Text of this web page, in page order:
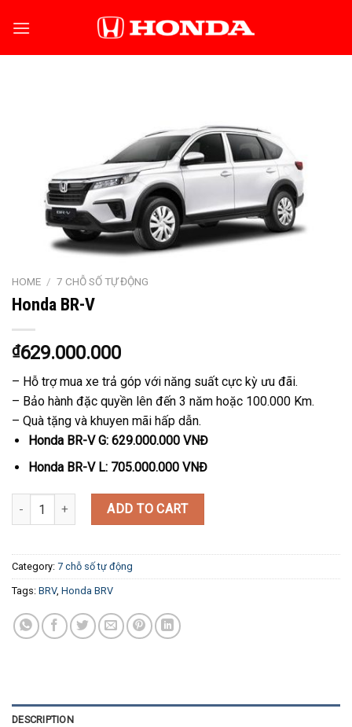
HOME / 7 CHỖ SỐ TỰ ĐỘNG
Honda BR-V
₫629.000.000
– Hỗ trợ mua xe trả góp với năng suất cực kỳ ưu đãi.
– Bảo hành đặc quyền lên đến 3 năm hoặc 100.000 Km.
– Quà tặng và khuyen mãi hấp dẫn.
Honda BR-V G: 629.000.000 VNĐ
Honda BR-V L: 705.000.000 VNĐ
Honda BR-V quantityADD TO CART
Category: 7 chỗ số tự động
Tags: BRV, Honda BRV
DESCRIPTION